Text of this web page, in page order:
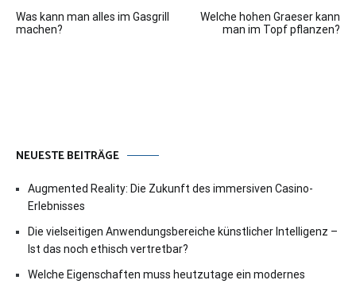
Was kann man alles im Gasgrill
machen?
Welche hohen Graeser kann
man im Topf pflanzen?
NEUESTE BEITRÄGE
Augmented Reality: Die Zukunft des immersiven Casino-
Erlebnisses
Die vielseitigen Anwendungsbereiche künstlicher Intelligenz –
Ist das noch ethisch vertretbar?
Welche Eigenschaften muss heutzutage ein modernes